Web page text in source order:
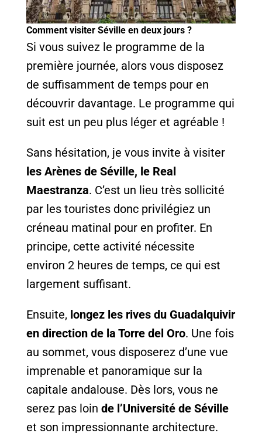
Comment visiter Séville en deux jours ?
Si vous suivez le programme de la
première journée, alors vous disposez
de suffisamment de temps pour en
découvrir davantage. Le programme qui
suit est un peu plus léger et agréable !
Sans hésitation, je vous invite à visiter
les Arènes de Séville, le Real
Maestranza. C’est un lieu très sollicité
par les touristes donc privilégiez un
créneau matinal pour en profiter. En
principe, cette activité nécessite
environ 2 heures de temps, ce qui est
largement suffisant.
Ensuite, longez les rives du Guadalquivir
en direction de la Torre del Oro. Une fois
au sommet, vous disposerez d’une vue
imprenable et panoramique sur la
capitale andalouse. Dès lors, vous ne
serez pas loin de l’Université de Séville
et son impressionnante architecture.